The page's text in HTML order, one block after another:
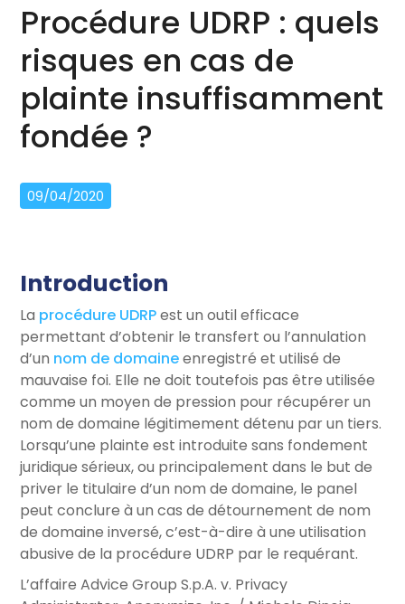
Procédure UDRP : quels
risques en cas de
plainte insuffisamment
fondée ?
09/04/2020
Introduction
La procédure UDRPest un outil efficace
permettant d’obtenir le transfert ou l’annulation
d’un nom de domaineenregistré et utilisé de
mauvaise foi. Elle ne doit toutefois pas être utilisée
comme un moyen de pression pour récupérer un
nom de domaine légitimement détenu par un tiers.
Lorsqu’une plainte est introduite sans fondement
juridique sérieux, ou principalement dans le but de
priver le titulaire d’un nom de domaine, le panel
peut conclure à un cas de détournement de nom
de domaine inversé, c’est-à-dire à une utilisation
abusive de la procédure UDRP par le requérant.
L’affaire Advice Group S.p.A. v. Privacy